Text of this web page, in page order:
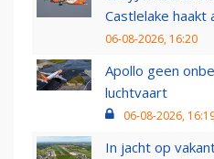
Castlelake haakt
06-08-2026, 16:20
Apollo geen
luchtvaart
06-08-2026,
In jacht op